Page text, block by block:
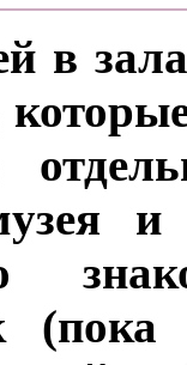
в
и
(пока